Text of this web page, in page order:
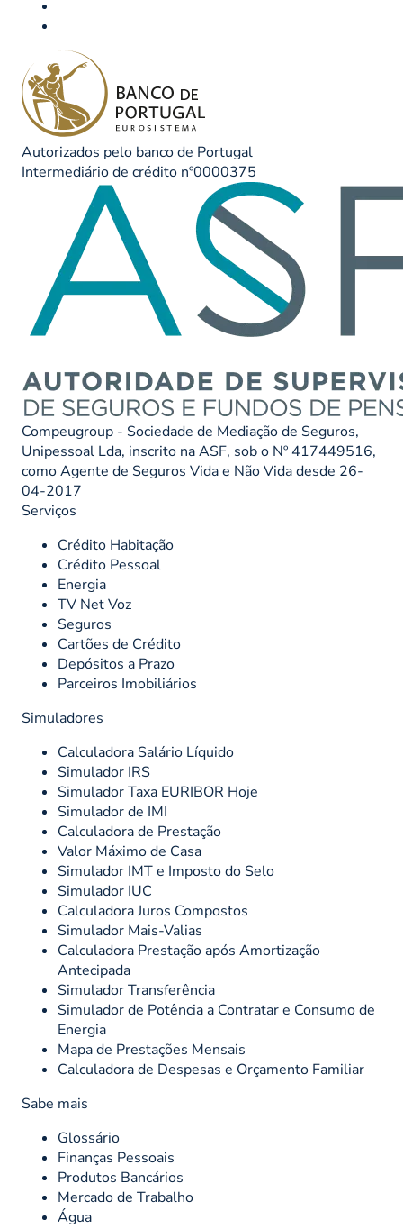
Autorizados pelo banco de Portugal
Intermediário de crédito nº0000375
Compeugroup - Sociedade de Mediação de Seguros,
Unipessoal Lda, inscrito na ASF, sob o Nº 417449516,
como Agente de Seguros Vida e Não Vida desde 26-
04-2017
Serviços
Crédito Habitação
Crédito Pessoal
Energia
TV Net Voz
Seguros
Cartões de Crédito
Depósitos a Prazo
Parceiros Imobiliários
Simuladores
Calculadora Salário Líquido
Simulador IRS
Simulador Taxa EURIBOR Hoje
Simulador de IMI
Calculadora de Prestação
Valor Máximo de Casa
Simulador IMT e Imposto do Selo
Simulador IUC
Calculadora Juros Compostos
Simulador Mais-Valias
Calculadora Prestação após Amortização
Antecipada
Simulador Transferência
Simulador de Potência a Contratar e Consumo de
Energia
Mapa de Prestações Mensais
Calculadora de Despesas e Orçamento Familiar
Sabe mais
Glossário
Finanças Pessoais
Produtos Bancários
Mercado de Trabalho
Água